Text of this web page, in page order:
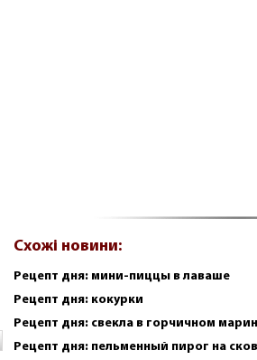
Схожі новини:
Рецепт дня: мини-пиццы в лаваше
Рецепт дня: кокурки
Рецепт дня: свекла в горчичном
Рецепт дня: пельменный пирог на